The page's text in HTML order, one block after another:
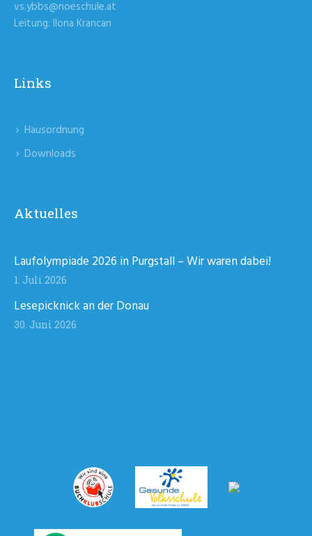
vs.ybbs@noeschule.at
Leitung: Ilona Krancan
Links
Hausordnung
Downloads
Aktuelles
Laufolympiade 2026 in Purgstall – Wir waren dabei!
1. Juli 2026
Lesepicknick an der Donau
30. Juni 2026